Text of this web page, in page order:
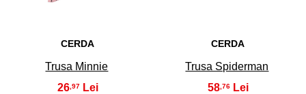
CERDA
Trusa Minnie
26,97
CERDA
Trusa Spiderman
58 ,76